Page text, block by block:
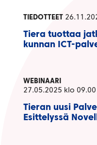
TIEDOTTEET
Tiera tuottaa
kunnan ICT-
WEBINAARI
27.05.2025 klo 09.00
Tieran uusi
Esittelyssä